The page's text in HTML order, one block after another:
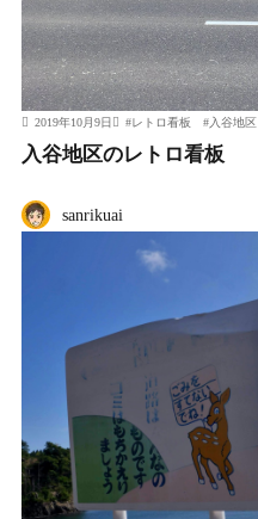
2019年10月9日 #レトロ看板 #入谷地区
入谷地区のレトロ看板
sanrikuai